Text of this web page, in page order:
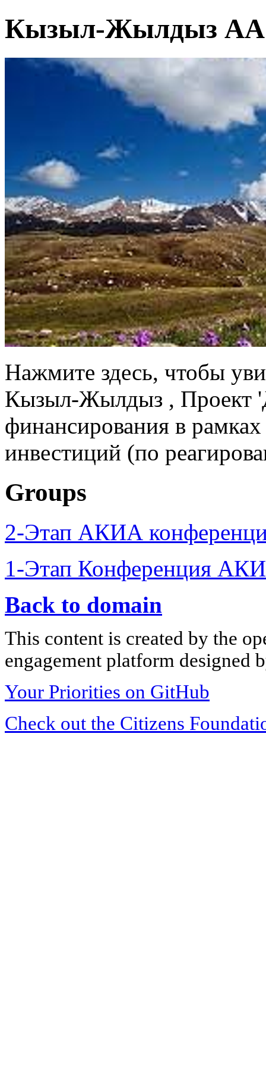
Кызыл-Жылдыз АА
Нажмите здесь, чтобы
Кызыл-Жылдыз , Проект
финансирования в рамках
инвестиций (по
Groups
2-Этап АКИА
1-Этап Конференция
Back to domain
This content is created by the
engagement platform designed
Your Priorities on GitHub
Check out the Citizens